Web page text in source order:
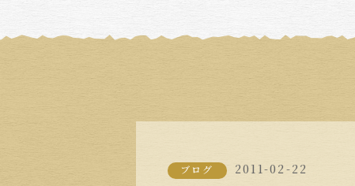
ブログ 2011-02-22